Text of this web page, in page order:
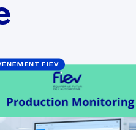
FIEV